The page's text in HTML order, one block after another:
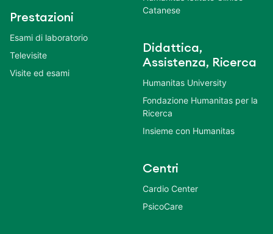
Prestazioni
Esami di laboratorio
Televisite
Visite ed esami
Catanese
Didattica,
Assistenza, Ricerca
Humanitas University
Fondazione Humanitas per la
Ricerca
Insieme con Humanitas
Centri
Cardio Center
PsicoCare